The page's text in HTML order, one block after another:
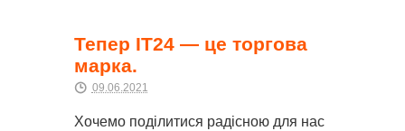
Тепер IT24 — це торгова
марка.
09.06.2021
Хочемо поділитися радісною для нас